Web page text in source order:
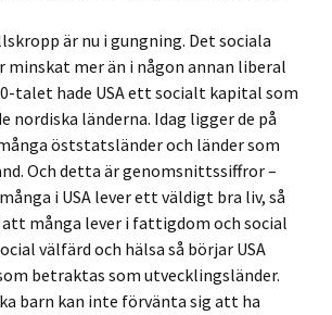
är nu i gungning. Det sociala
minskat mer än i någon annan liberal
talet hade USA ett socialt kapital som
nordiska länderna. Idag ligger de på
öststatsländer och länder som
Och detta är genomsnittssiffror –
i USA lever ett väldigt bra liv, så
att många lever i fattigdom och social
välfärd och hälsa så börjar USA
betraktas som utvecklingsländer.
barn kan inte förvänta sig att ha